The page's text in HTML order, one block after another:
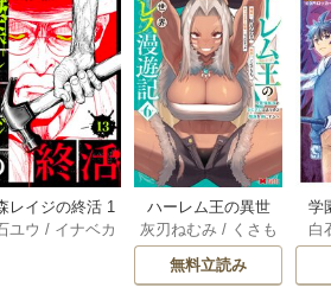
レイジの終活 1
3巻
ユウ / イナベカ
ハーレム王の異世
界プレス漫遊記 ～
最強無双のおじさ
んはあらゆる種族
灰刃ねむみ / くさも
ち
無料立読み
学
ア
白